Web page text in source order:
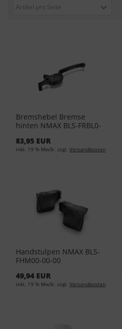
Artikel pro Seite
Bremshebel Bremse
hinten NMAX BLS-FRBL0-
83,95 EUR
inkl. 19 % MwSt. zzgl. Versandkosten
Handstulpen NMAX BLS-
FHM00-00-00
49,94 EUR
inkl. 19 % MwSt. zzgl. Versandkosten